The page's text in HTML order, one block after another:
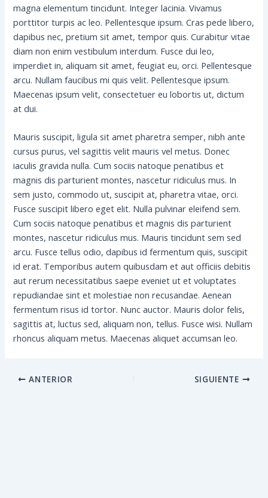
magna elementum tincidunt. Integer lacinia. Vivamus
porttitor turpis ac leo. Pellentesque ipsum. Cras pede libero,
dapibus nec, pretium sit amet, tempor quis. Curabitur vitae
diam non enim vestibulum interdum. Fusce dui leo,
imperdiet in, aliquam sit amet, feugiat eu, orci. Pellentesque
arcu. Nullam faucibus mi quis velit. Pellentesque ipsum.
Maecenas ipsum velit, consectetuer eu lobortis ut, dictum
at dui.
Mauris suscipit, ligula sit amet pharetra semper, nibh ante
cursus purus, vel sagittis velit mauris vel metus. Donec
iaculis gravida nulla. Cum sociis natoque penatibus et
magnis dis parturient montes, nascetur ridiculus mus. In
sem justo, commodo ut, suscipit at, pharetra vitae, orci.
Fusce suscipit libero eget elit. Nulla pulvinar eleifend sem.
Cum sociis natoque penatibus et magnis dis parturient
montes, nascetur ridiculus mus. Mauris tincidunt sem sed
arcu. Fusce tellus odio, dapibus id fermentum quis, suscipit
id erat. Temporibus autem quibusdam et aut officiis debitis
aut rerum necessitatibus saepe eveniet ut et voluptates
repudiandae sint et molestiae non recusandae. Aenean
fermentum risus id tortor. Nunc auctor. Mauris dolor felis,
sagittis at, luctus sed, aliquam non, tellus. Fusce wisi. Nullam
rhoncus aliquam metus. Maecenas aliquet accumsan leo.
ANTERIOR SIGUIENTE